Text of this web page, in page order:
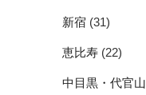
新宿 (31)
恵比寿 (22)
中目黒・代官山